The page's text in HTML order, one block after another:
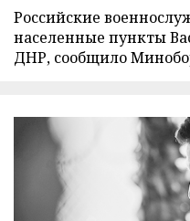
Российские
населенные пункты
ДНР, сообщило